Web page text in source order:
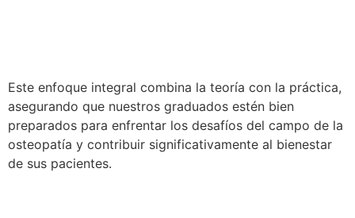
Este enfoque integral combina la teoría con la práctica,
asegurando que nuestros graduados estén bien
preparados para enfrentar los desafíos del campo de la
osteopatía y contribuir significativamente al bienestar
de sus pacientes.